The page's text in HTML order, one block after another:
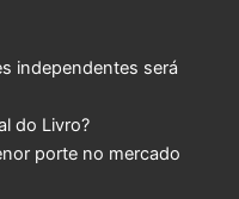
independentes será
do Livro?
porte no mercado